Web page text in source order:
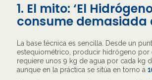
1. El mito: ‘El
consume demasiada
La base técnica es sencilla. Desde un
estequiométrico, producir hidrógeno por
requiere unos 9 kg de agua por cada kg
aunque en la práctica se sitúa en torno a